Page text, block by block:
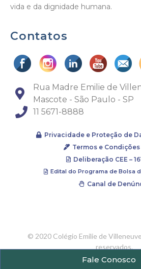
Fale Conosco
vida e da dignidade humana.
Contatos
Rua Madre Emilie de
Mascote - São Paulo - SP
11 5671-8888
Privacidade e Proteção de
Termos e
Deliberação CEE –
Edital do Programa de Bolsa
Canal de
© 2020 Colégio Emilie de
reservados.
ABPA – Associação Beneficente